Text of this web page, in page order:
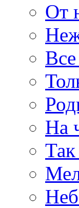
От
Все
На